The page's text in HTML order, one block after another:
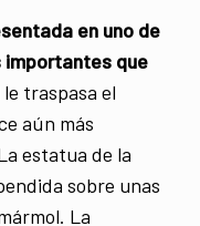
en uno de
importantes que
traspasa el
aún más
estatua de la
sobre unas
La